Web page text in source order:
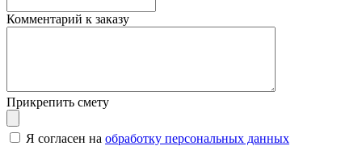
Комментарий к заказу
Прикрепить смету
Я согласен на обработку персональных данных